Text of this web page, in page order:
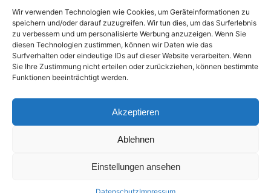
Wir verwenden Technologien wie Cookies, um Geräteinformationen zu
speichern und/oder darauf zuzugreifen. Wir tun dies, um das Surferlebnis
zu verbessern und um personalisierte Werbung anzuzeigen. Wenn Sie
diesen Technologien zustimmen, können wir Daten wie das
Surfverhalten oder eindeutige IDs auf dieser Website verarbeiten. Wenn
Sie Ihre Zustimmung nicht erteilen oder zurückziehen, können bestimmte
Funktionen beeinträchtigt werden.
Akzeptieren
Ablehnen
Einstellungen ansehen
Liefer- und Zahlungsbedingungen
Made by WOLKENGRAZER
Impressum
AGB
Datenschutz
Produkt